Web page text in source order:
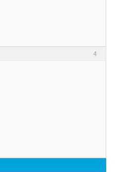
4